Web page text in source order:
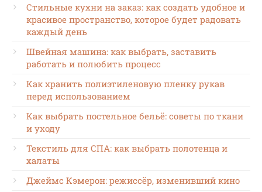
Стильные кухни на заказ: как создать удобное и
красивое пространство, которое будет радовать
каждый день
Швейная машина: как выбрать, заставить
работать и полюбить процесс
Как хранить полиэтиленовую пленку рукав
перед использованием
Как выбрать постельное бельё: советы по ткани
и уходу
Текстиль для СПА: как выбрать полотенца и
халаты
Джеймс Кэмерон: режиссёр, изменивший кино